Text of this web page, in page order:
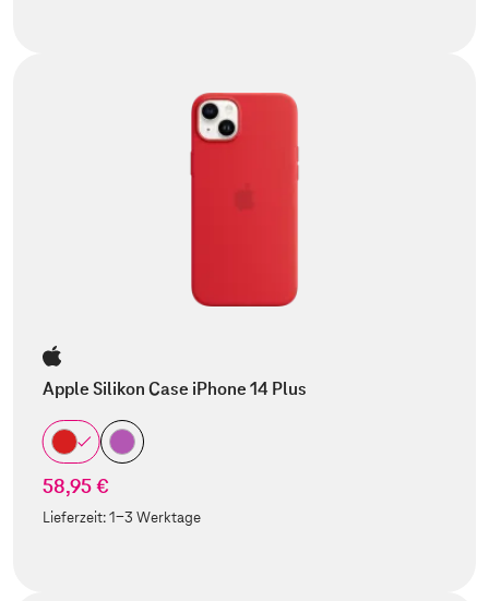
Apple Silikon Case iPhone 14 Plus
58,95 €
Lieferzeit:1-3 Werktage